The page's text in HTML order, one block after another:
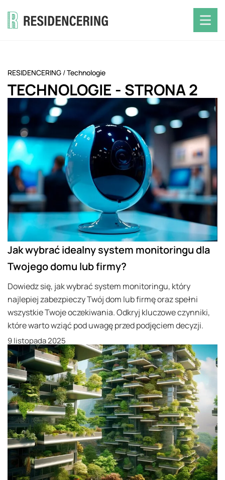
RESIDENCERING /Technologie
TECHNOLOGIE - STRONA 2
Jak wybrać idealny system monitoringu dla
Twojego domu lub firmy?
Dowiedz się, jak wybrać system monitoringu, który
najlepiej zabezpieczy Twój dom lub firmę oraz spełni
wszystkie Twoje oczekiwania. Odkryj kluczowe czynniki,
które warto wziąć pod uwagę przed podjęciem decyzji.
9 listopada 2025